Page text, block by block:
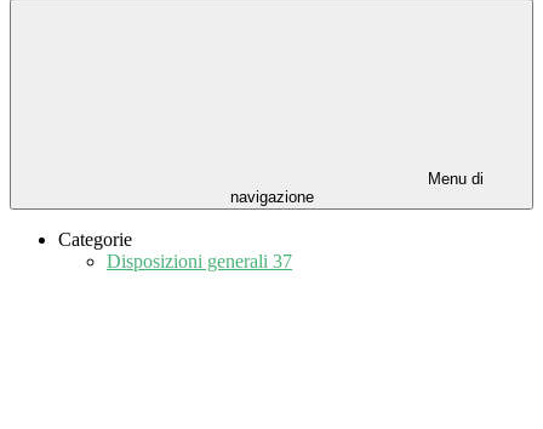
Menu di
navigazione
Categorie
Disposizioni generali 37